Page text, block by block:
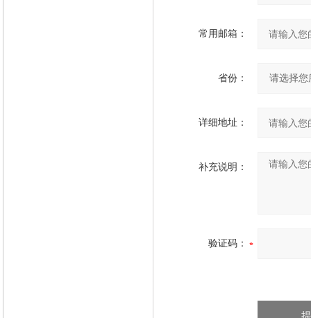
常用邮箱：
省份：
详细地址：
补充说明：
验证码：